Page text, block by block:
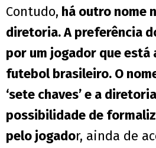
Contudo, há outro nome
diretoria. A preferência
por um jogador que está
futebol brasileiro. O
‘sete chaves’ e a
possibilidade de
pelo jogador, ainda de